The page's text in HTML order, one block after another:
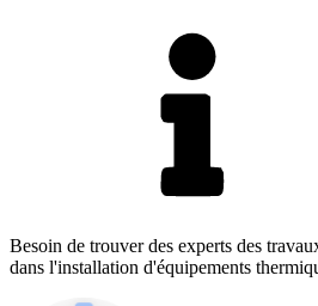
Besoin de trouver des experts des
dans l'installation d'équipements